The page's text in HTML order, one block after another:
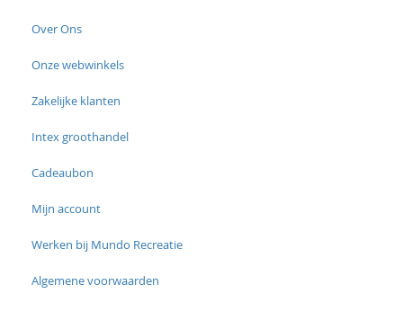
Over Ons
Onze webwinkels
Zakelijke klanten
Intex groothandel
Cadeaubon
Mijn account
Werken bij Mundo Recreatie
Algemene voorwaarden